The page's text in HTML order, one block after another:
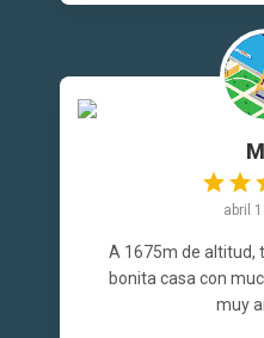
abril
A 1675m de altitud,
bonita casa con
muy